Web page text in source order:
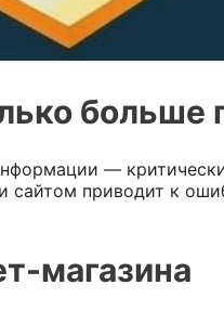
больше
—
приводит к
магазина